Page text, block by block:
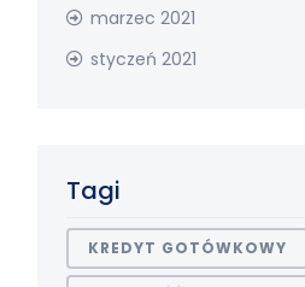
marzec 2021
styczeń 2021
Tagi
KREDYT GOTÓWKOWY